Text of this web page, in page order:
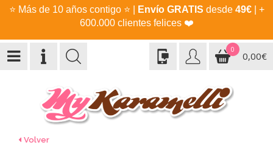
⭐ Más de 10 años contigo ⭐ Envío GRATIS desde 49€| +
600.000 clientes felices ❤️
0
0,00€
Volver